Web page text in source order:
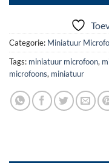
Categorie: Miniatuur
Tags: miniatuur microfoon,
microfoons, miniatuur